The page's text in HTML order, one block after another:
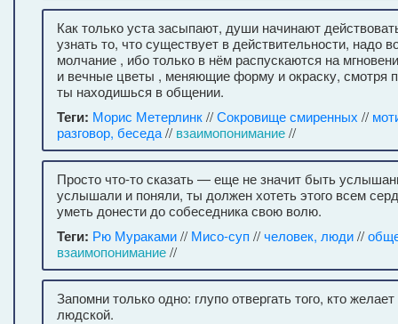
Как только уста засыпают, души начинают
узнать то, что существует в действительности, надо
молчание , ибо только в нём распускаются на
и вечные цветы , меняющие форму и окраску, смотря
ты находишься в общении.
Теги: Морис Метерлинк//Сокровище смиренных //
разговор, беседа// взаимопонимание//
Просто что-то сказать — еще не значит быть
услышали и поняли, ты должен хотеть этого всем
уметь донести до собеседника свою волю.
Теги: Рю Мураками// Мисо-суп //человек, люди//
взаимопонимание//
Запомни только одно: глупо отвергать того, кто
людской.